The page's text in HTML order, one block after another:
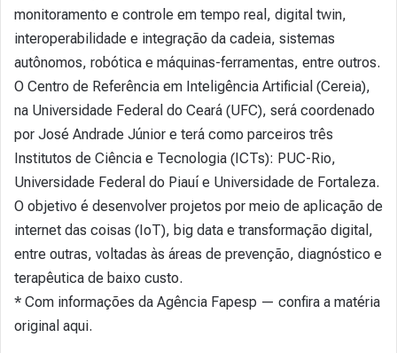
monitoramento e controle em tempo real, digital twin,
interoperabilidade e integração da cadeia, sistemas
autônomos, robótica e máquinas-ferramentas, entre outros.
O Centro de Referência em Inteligência Artificial (Cereia),
na Universidade Federal do Ceará (UFC), será coordenado
por José Andrade Júnior e terá como parceiros três
Institutos de Ciência e Tecnologia (ICTs): PUC-Rio,
Universidade Federal do Piauí e Universidade de Fortaleza.
O objetivo é desenvolver projetos por meio de aplicação de
internet das coisas (IoT), big data e transformação digital,
entre outras, voltadas às áreas de prevenção, diagnóstico e
terapêutica de baixo custo.
* Com informações da Agência Fapesp — confira a matéria
original aqui.